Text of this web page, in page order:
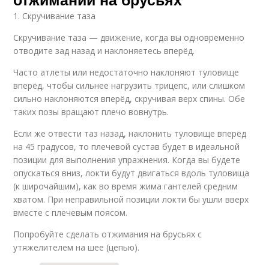
1. Скручивание таза
Скручивание таза — движение, когда вы одновременно
отводите зад назад и наклоняетесь вперёд.
Часто атлеты или недостаточно наклоняют туловище
вперёд, чтобы сильнее нагрузить трицепс, или слишком
сильно наклоняются вперёд, скручивая верх спины. Обе
таких позы вращают плечо вовнутрь.
Если же отвести таз назад, наклонить туловище вперёд
на 45 градусов, то плечевой сустав будет в идеальной
позиции для выполнения упражнения. Когда вы будете
опускаться вниз, локти будут двигаться вдоль туловища
(к широчайшим), как во время жима гантелей средним
хватом. При неправильной позиции локти бы ушли вверх
вместе с плечевым поясом.
Попробуйте сделать отжимания на брусьях с
утяжелителем на шее (цепью).